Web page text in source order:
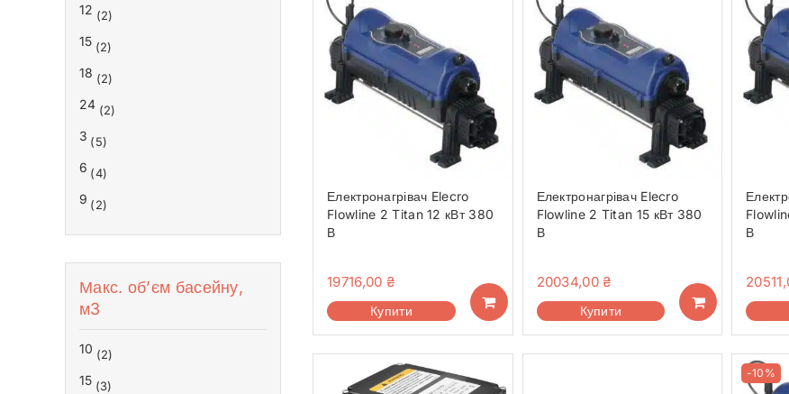
Електронагрівач Elecro
Flowline 2 Titan 12 кВт 380
В
19716,00 ₴
Купити
Електронагрівач Elecro
Flowline 2 Titan 15 кВт 380
В
20034,00₴
Купити
В
-10%
12 (2)
15 (2)
18 (2)
24 (2)
3 (5)
6 (4)
9 (2)
Макс. об’єм басейну,
м3
10 (2)
15 (3)